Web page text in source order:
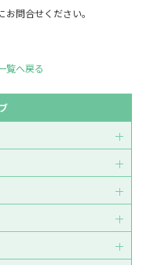
問合せください。
覧へ戻る